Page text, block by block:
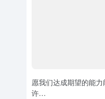
愿我们达成期望的能
许…